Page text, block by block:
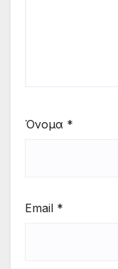
Όνομα *
Email *